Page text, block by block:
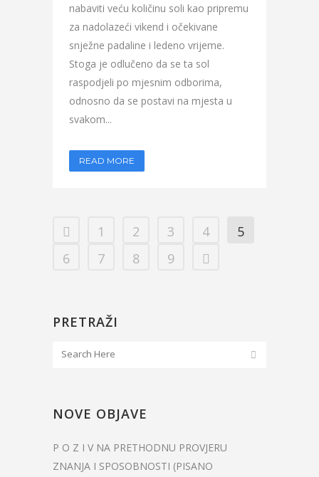
nabaviti veću količinu soli kao pripremu
za nadolazeći vikend i očekivane
snježne padaline i ledeno vrijeme.
Stoga je odlučeno da se ta sol
raspodjeli po mjesnim odborima,
odnosno da se postavi na mjesta u
svakom...
READ MORE
1 2 3 4
5
6
7 8 9
PRETRAŽI
NOVE OBJAVE
P O Z I V NA PRETHODNU PROVJERU
ZNANJA I SPOSOBNOSTI (PISANO